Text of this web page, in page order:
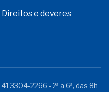
Direitos e deveres
41 3304-2266 - 2ª a 6ª, das 8h